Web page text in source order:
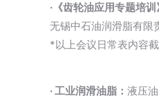
·《齿轮油应用专题培训
无锡中石油润滑脂有限
*以上会议日常表内容
· 工业润滑油脂： 液压